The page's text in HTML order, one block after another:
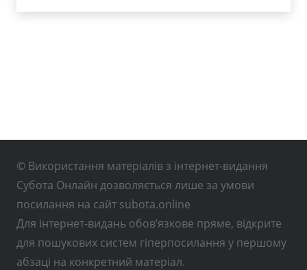
© Використання матеріалів з інтернет-видання
Субота Онлайн дозволяється лише за умови
посилання на сайт subota.online
Для інтернет-видань обов’язкове пряме, відкрите
для пошукових систем гіперпосилання у першому
абзаці на конкретний матеріал.